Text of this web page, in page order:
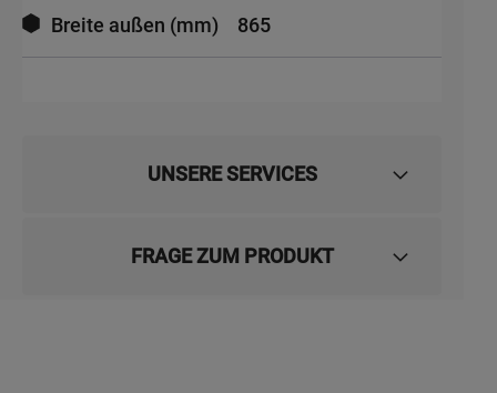
Breite außen (mm) 865
UNSERE SERVICES
FRAGE ZUM PRODUKT